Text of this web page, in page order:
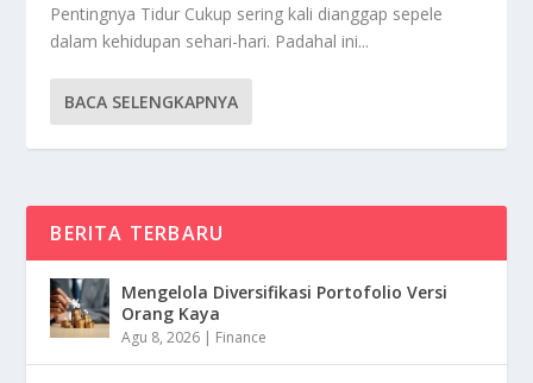
Pentingnya Tidur Cukup sering kali dianggap sepele
dalam kehidupan sehari-hari. Padahal ini...
BACA SELENGKAPNYA
BERITA TERBARU
Mengelola Diversifikasi Portofolio Versi
Orang Kaya
Agu 8, 2026 | Finance